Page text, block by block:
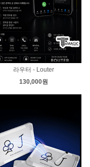
라우터 - Louter
130,000원